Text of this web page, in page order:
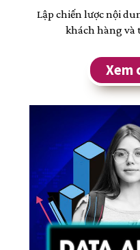
Xem
Lập chiến lược nội
khách hàng và